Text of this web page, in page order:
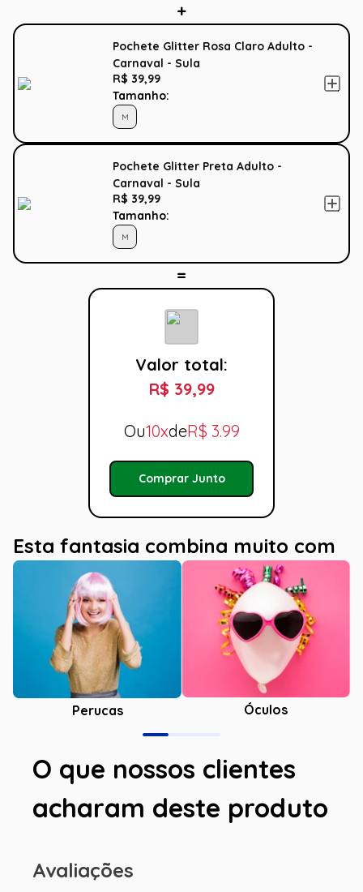
Pochete Glitter Rosa Claro Adulto -
Carnaval - Sula
R$ 39,99
Tamanho:
M
Pochete Glitter Preta Adulto -
Carnaval - Sula
R$ 39,99
Tamanho:
M
Valor total:
R$ 39,99
Ou10xdeR$ 3.99
Comprar Junto
Esta fantasia combina muito com
Perucas Óculos
O que nossos clientes
acharam deste produto
Avaliações